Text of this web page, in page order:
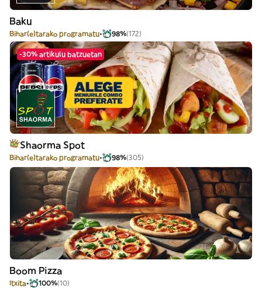
Baku
Bihar(e)tarako programatu 98%(172)
-30% artikulu batzuetan
Shaorma Spot
Bihar(e)tarako programatu 98%(305)
Boom Pizza
Itxita 100%(10)